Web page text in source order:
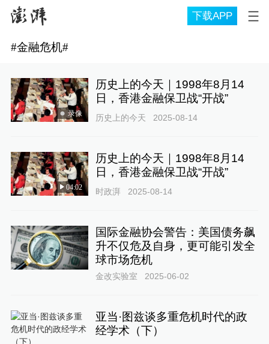
下载APP
#金融危机#
录像
历史上的今天｜1998年8月14
日，香港金融保卫战“开战”
历史上的今天 2025-08-14
04:02
历史上的今天｜1998年8月14
日，香港金融保卫战“开战”
时政湃 2025-08-14
国际金融协会警告：美国债务飙
升不仅危及自身，更可能引发全
球市场危机
金改实验室 2025-06-02
亚当·图兹谈多重危机时代的政
经学术（下）